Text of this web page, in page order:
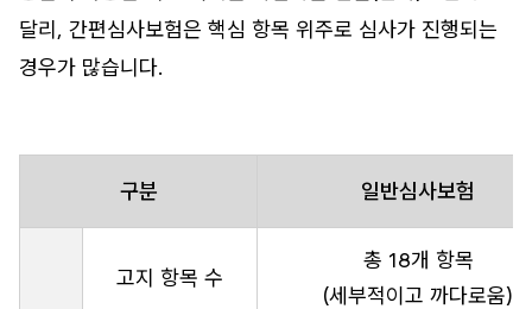
달리, 간편심사보험은 핵심 항목 위주로 심사가 진행되는
경우가 많습니다.
구분 일반심사보험
고지 항목 수
총 18개 항목
(세부적이고 까다로움)